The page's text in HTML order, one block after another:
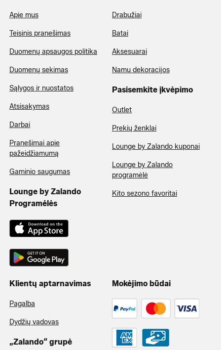
Apie mus
Teisinis pranešimas
Duomenų apsaugos politika
Duomenų sekimas
Sąlygos ir nuostatos
Atsisakymas
Darbai
Pranešimai apie
pažeidžiamumą
Gaminio saugumas
Lounge by Zalando
Programėlės
Drabužiai
Batai
Aksesuarai
Namu dekoracijos
Pasisemkite įkvėpimo
Outlet
Prekių ženklai
Lounge by Zalando kuponai
Lounge by Zalando
programėlė
Kito sezono favoritai
Klientų aptarnavimas
Pagalba
Dydžių vadovas
„Zalando“ grupė
Mokėjimo būdai